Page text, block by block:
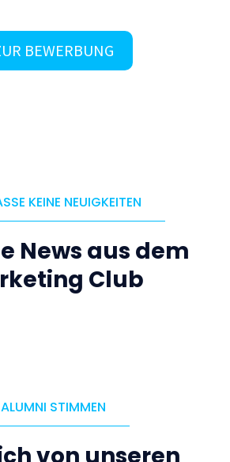
BEWERBUNG
KEINE NEUIGKEITEN
News aus dem
Club
ALUMNI STIMMEN